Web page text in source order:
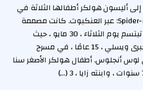
إلى أليسون هولكر أطفالها الثلاثة في
العرض الأول لـ Spider-Man: عبر العنكبوت. كانت مصممة
الرقصات ، 35 عامًا ، تبتسم يوم الثلاثاء ، 30 مايو ، حيث
طرحت مع الابنة الكبرى ويسلي ، 15 عامًا ، في مسرح
أنجلوس. أطفال هولكر الأصغر سنا